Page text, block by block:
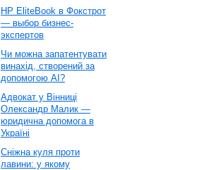
HP EliteBook в Фокстрот
— выбор бизнес-
экспертов
Чи можна запатентувати
винахід, створений за
допомогою AI?
Адвокат у Вінниці
Олександр Малик —
юридична допомога в
Україні
Сніжна куля проти
лавини: у якому